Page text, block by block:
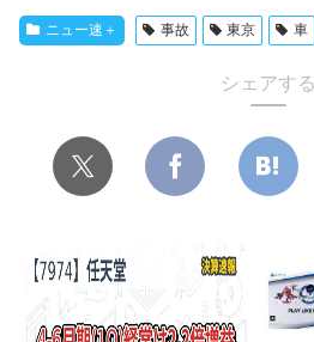
ニュー速＋ 事故 東京 車
シェアする